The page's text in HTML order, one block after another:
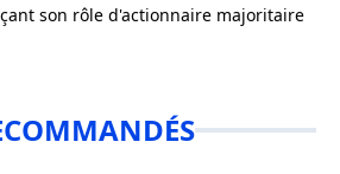
son rôle d'actionnaire majoritaire